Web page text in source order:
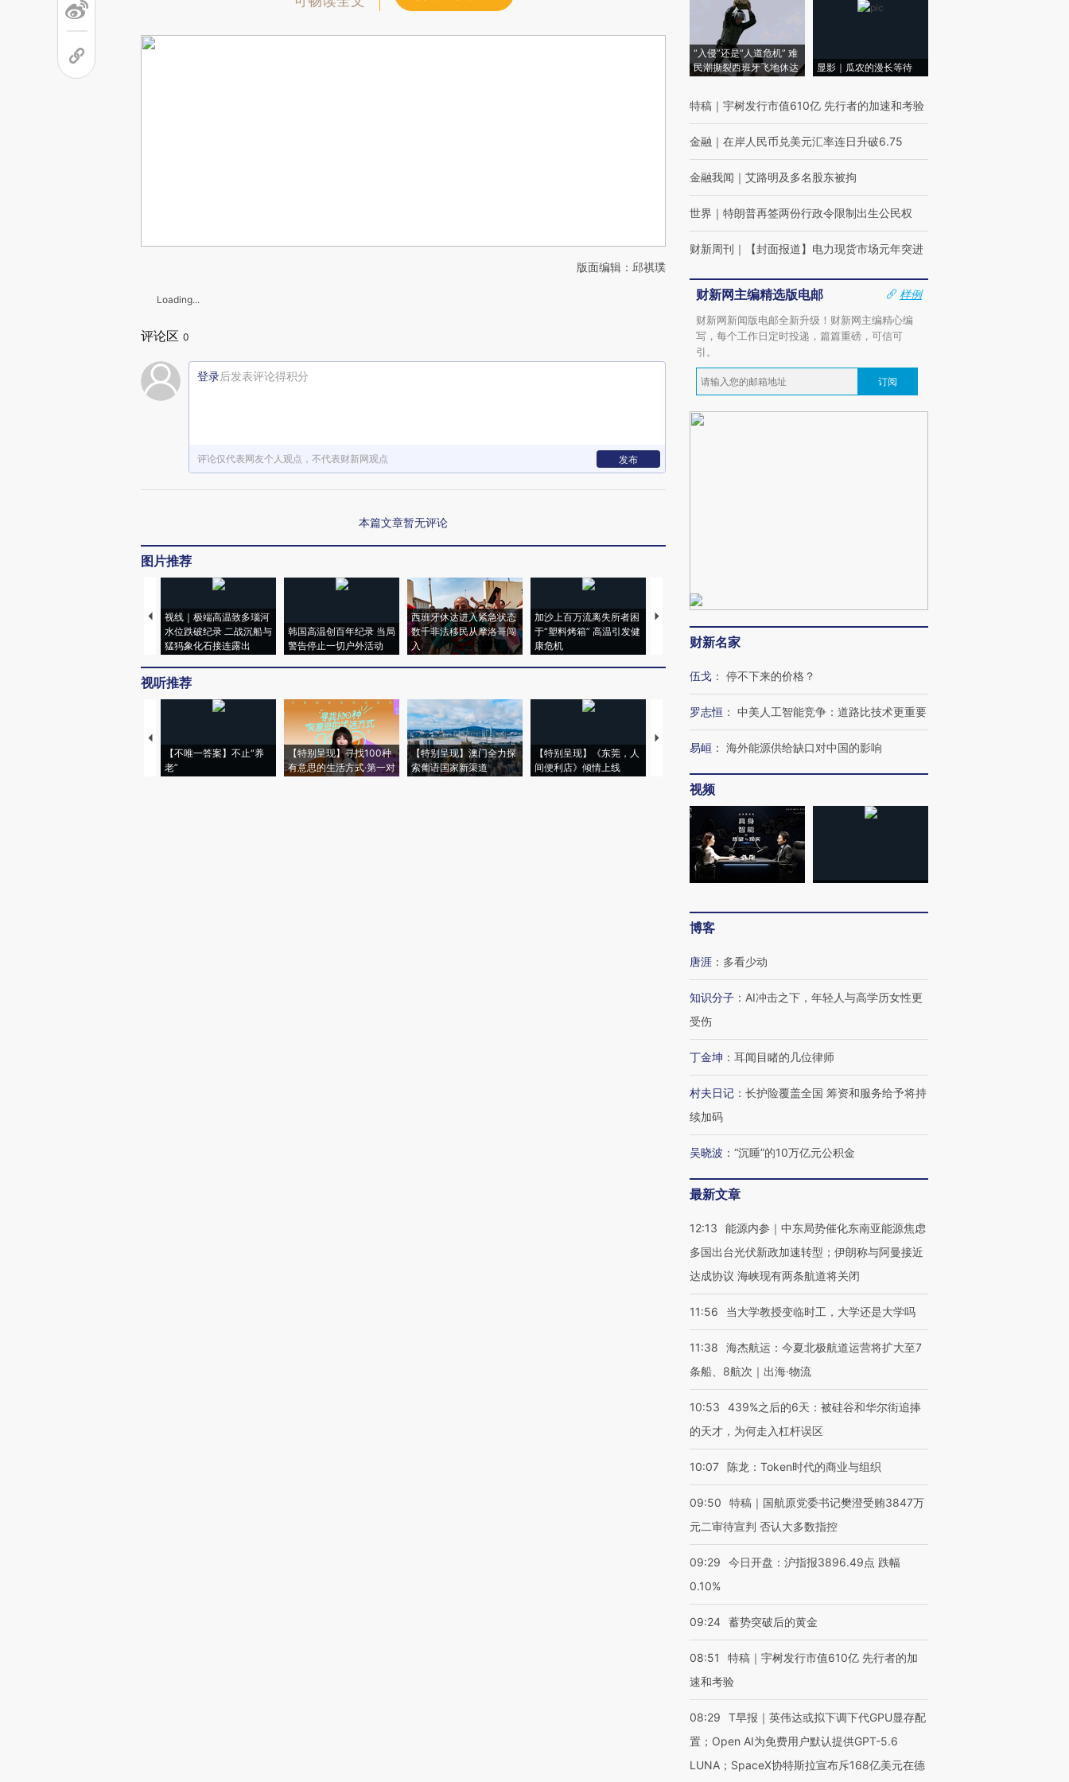
版面编辑：邱祺璞
Loading...
评论区 0
登录后发表评论得积分
评论仅代表网友个人观点，不代表财新网观点 发布
本篇文章暂无评论
图片推荐
视线｜极端高温致多瑙河
水位跌破纪录 二战沉船与
猛犸象化石接连露出
韩国高温创百年纪录 当局
警告停止一切户外活动
西班牙休达进入紧急状态
数千非法移民从摩洛哥闯
入
加沙上百万流离失所者困
于“塑料烤箱” 高温引发健
康危机
视线｜HYROX的吸金
术：是什么让中产们甘
心“花钱找虐”？
粒摇头丸 尿检体内含3种
度Z世代 用街头抗争将教
视听推荐
【不唯一答案】不止“养
老”
【特别呈现】寻找100种
有意思的生活方式·第一对
【特别呈现】澳门全力探
索葡语国家新渠道
【特别呈现】《东莞，人
间便利店》倾情上线
【推广】走进第四届链博
会，让数智科技“链”接产
【特别呈现】寻找100种
“入侵”还是“人道危机” 难
民潮撕裂西班牙飞地休达
显影｜瓜农的漫长等待
特稿 ｜ 宇树发行市值610亿 先行者的加速和考验
金融 ｜ 在岸人民币兑美元汇率连日升破6.75
金融我闻 ｜ 艾路明及多名股东被拘
世界 ｜ 特朗普再签两份行政令限制出生公民权
财新周刊 ｜ 【封面报道】电力现货市场元年突进
财新网主编精选版电邮
样例
财新网新闻版电邮全新升级！财新网主编精心编
写，每个工作日定时投递，篇篇重磅，可信可
引。
订阅
财新名家
伍戈 ： 停不下来的价格？
罗志恒 ： 中美人工智能竞争：道路比技术更重要
易峘 ： 海外能源供给缺口对中国的影响
视频
博客
唐涯 ： 多看少动
知识分子 ： AI冲击之下，年轻人与高学历女性更
受伤
丁金坤 ： 耳闻目睹的几位律师
村夫日记 ： 长护险覆盖全国 筹资和服务给予将持
续加码
吴晓波 ： “沉睡”的10万亿元公积金
最新文章
12:13
能源内参｜中东局势催化东南亚能源焦虑
多国出台光伏新政加速转型；伊朗称与阿曼接近
达成协议 海峡现有两条航道将关闭
11:56 当大学教授变临时工，大学还是大学吗
11:38
海杰航运：今夏北极航道运营将扩大至7
条船、8航次｜出海·物流
10:53
439%之后的6天：被硅谷和华尔街追捧
的天才，为何走入杠杆误区
10:07 陈龙：Token时代的商业与组织
09:50
特稿｜国航原党委书记樊澄受贿3847万
元二审待宣判 否认大多数指控
09:29
今日开盘：沪指报3896.49点 跌幅
0.10%
09:24 蓄势突破后的黄金
08:51
特稿｜宇树发行市值610亿 先行者的加
速和考验
08:29
T早报｜英伟达或拟下调下代GPU显存配
置；Open AI为免费用户默认提供GPT-5.6
LUNA；SpaceX协特斯拉宣布斥168亿美元在德